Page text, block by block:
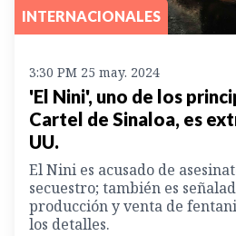
INTERNACIONALES
3:30 PM 25 may. 2024
'El Nini', uno de los
Cartel de Sinaloa, es
UU.
El Nini es acusado de
secuestro; también es
producción y venta de
los detalles.